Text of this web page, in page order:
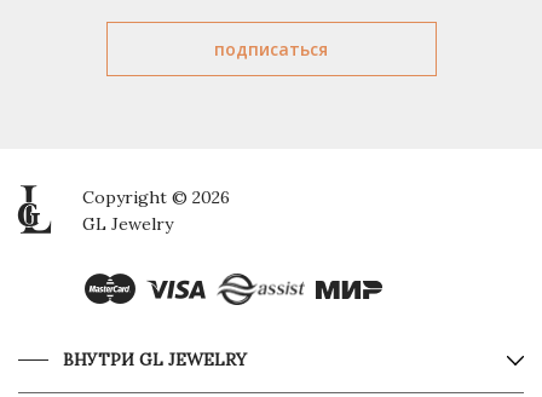
Copyright © 2026
GL Jewelry
ВНУТРИ GL JEWELRY